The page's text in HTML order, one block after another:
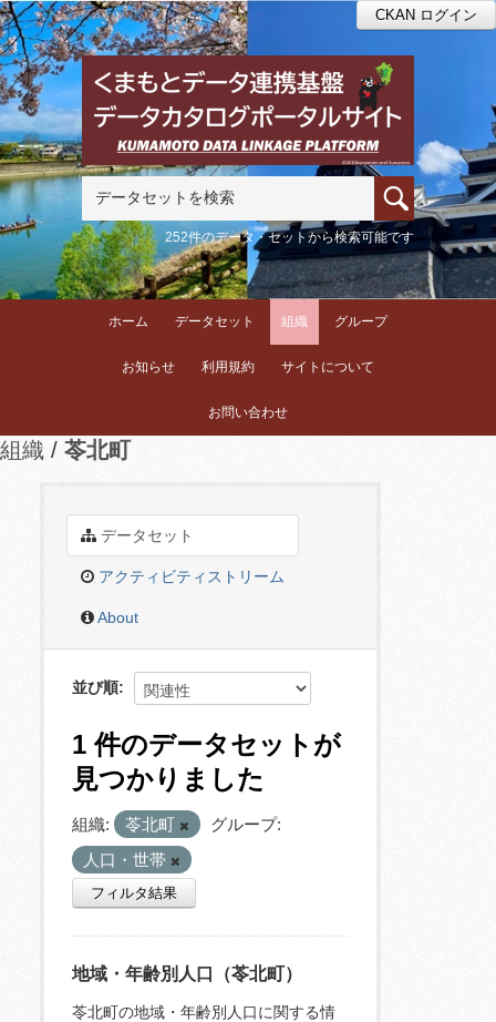
CKAN ログイン
252件のデータ・セットから検索可能です
ホーム データセット 組織 グループ
お知らせ 利用規約 サイトについて
お問い合わせ
組織 苓北町
データセット
アクティビティストリーム
About
並び順
1 件のデータセットが
見つかりました
組織: 苓北町
グループ:
人口・世帯
フィルタ結果
地域・年齢別人口（苓北町）
苓北町の地域・年齢別人口に関する情